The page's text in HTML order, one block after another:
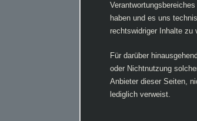
haben und es uns
rechtswidriger Inhalte zu
Für darüber
oder Nichtnutzung
Anbieter dieser Seiten,
lediglich verweist.